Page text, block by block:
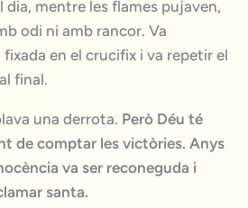
dia, mentre les flames pujaven,
odi ni amb rancor. Va
en el crucifix i va repetir el
final.
una derrota. Però Déu té
de comptar les victòries. Anys
va ser reconeguda i
santa.